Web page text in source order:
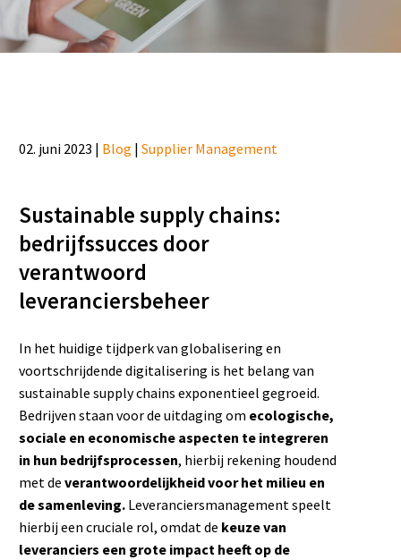
02. juni 2023 | Blog | Supplier Management
Sustainable supply chains:
bedrijfssucces door
verantwoord
leveranciersbeheer
In het huidige tijdperk van globalisering en
voortschrijdende digitalisering is het belang van
sustainable supply chains exponentieel gegroeid.
Bedrijven staan voor de uitdaging om ecologische,
sociale en economische aspecten te integreren
in hun bedrijfsprocessen, hierbij rekening houdend
met de verantwoordelijkheid voor het milieu en
de samenleving. Leveranciersmanagement speelt
hierbij een cruciale rol, omdat de keuze van
leveranciers een grote impact heeft op de